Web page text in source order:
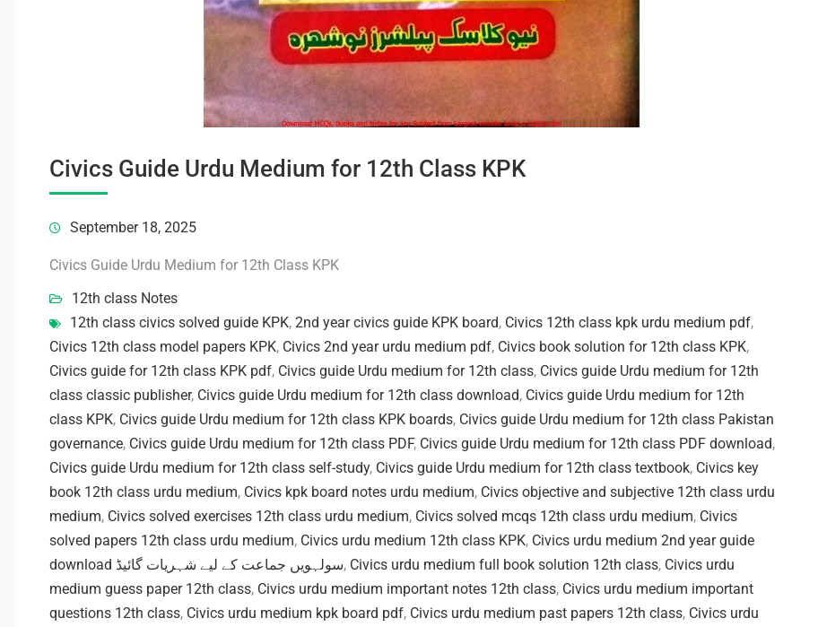
Civics Guide Urdu Medium for 12th Class KPK
September 18, 2025
Civics Guide Urdu Medium for 12th Class KPK
12th class Notes
12th class civics solved guide KPK, 2nd year civics guide KPK board, Civics 12th class kpk urdu medium pdf,
Civics 12th class model papers KPK, Civics 2nd year urdu medium pdf, Civics book solution for 12th class KPK,
Civics guide for 12th class KPK pdf, Civics guide Urdu medium for 12th class, Civics guide Urdu medium for 12th
class classic publisher, Civics guide Urdu medium for 12th class download, Civics guide Urdu medium for 12th
class KPK, Civics guide Urdu medium for 12th class KPK boards, Civics guide Urdu medium for 12th class Pakistan
governance, Civics guide Urdu medium for 12th class PDF, Civics guide Urdu medium for 12th class PDF download,
Civics guide Urdu medium for 12th class self-study, Civics guide Urdu medium for 12th class textbook, Civics key
book 12th class urdu medium, Civics kpk board notes urdu medium, Civics objective and subjective 12th class urdu
medium, Civics solved exercises 12th class urdu medium, Civics solved mcqs 12th class urdu medium, Civics
solved papers 12th class urdu medium, Civics urdu medium 12th class KPK, Civics urdu medium 2nd year guide
download سولہویں جماعت کے لیے شہریات گائیڈ, Civics urdu medium full book solution 12th class, Civics urdu
medium guess paper 12th class, Civics urdu medium important notes 12th class, Civics urdu medium important
questions 12th class, Civics urdu medium kpk board pdf, Civics urdu medium past papers 12th class, Civics urdu